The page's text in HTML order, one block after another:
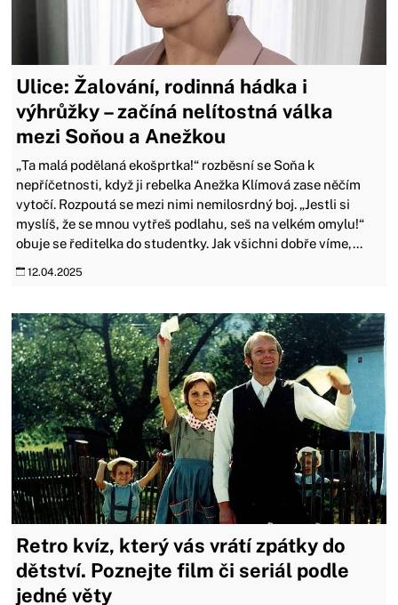
Ulice: Žalování, rodinná hádka i
výhrůžky – začíná nelítostná válka
mezi Soňou a Anežkou
„Ta malá podělaná ekošprtka!“ rozběsní se Soňa k
nepříčetnosti, když ji rebelka Anežka Klímová zase něčím
vytočí. Rozpoutá se mezi nimi nemilosrdný boj. „Jestli si
myslíš, že se mnou vytřeš podlahu, seš na velkém omylu!“
obuje se ředitelka do studentky. Jak všichni dobře víme,...
12.04.2025
Retro kvíz, který vás vrátí zpátky do
dětství. Poznejte film či seriál podle
jedné věty